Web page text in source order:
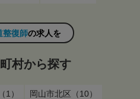
整復師の求人を
村から探す
1）
岡山市北区（10）